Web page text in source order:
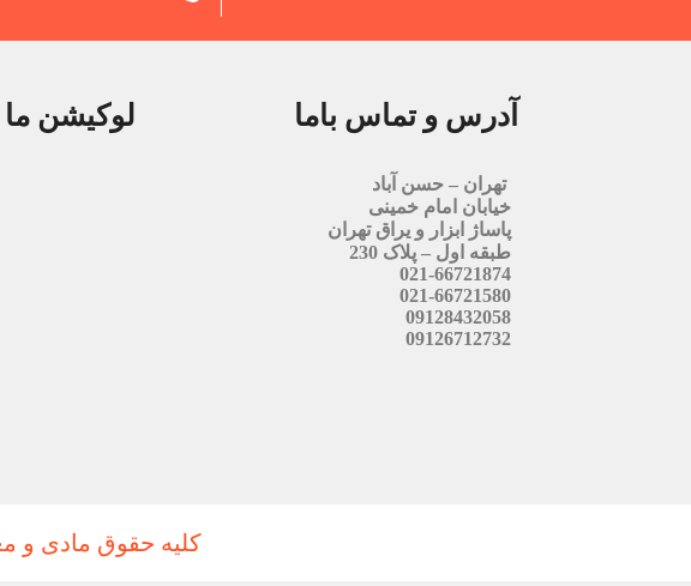
آدرس و تماس باما
تهران – حسن آباد
خیابان امام خمینی
پاساژ ابزار و یراق تهران
طبقه اول – پلاک 230
021-66721874
021-66721580
09128432058
09126712732
لوکیشن ما
کلیه حقوق مادی و